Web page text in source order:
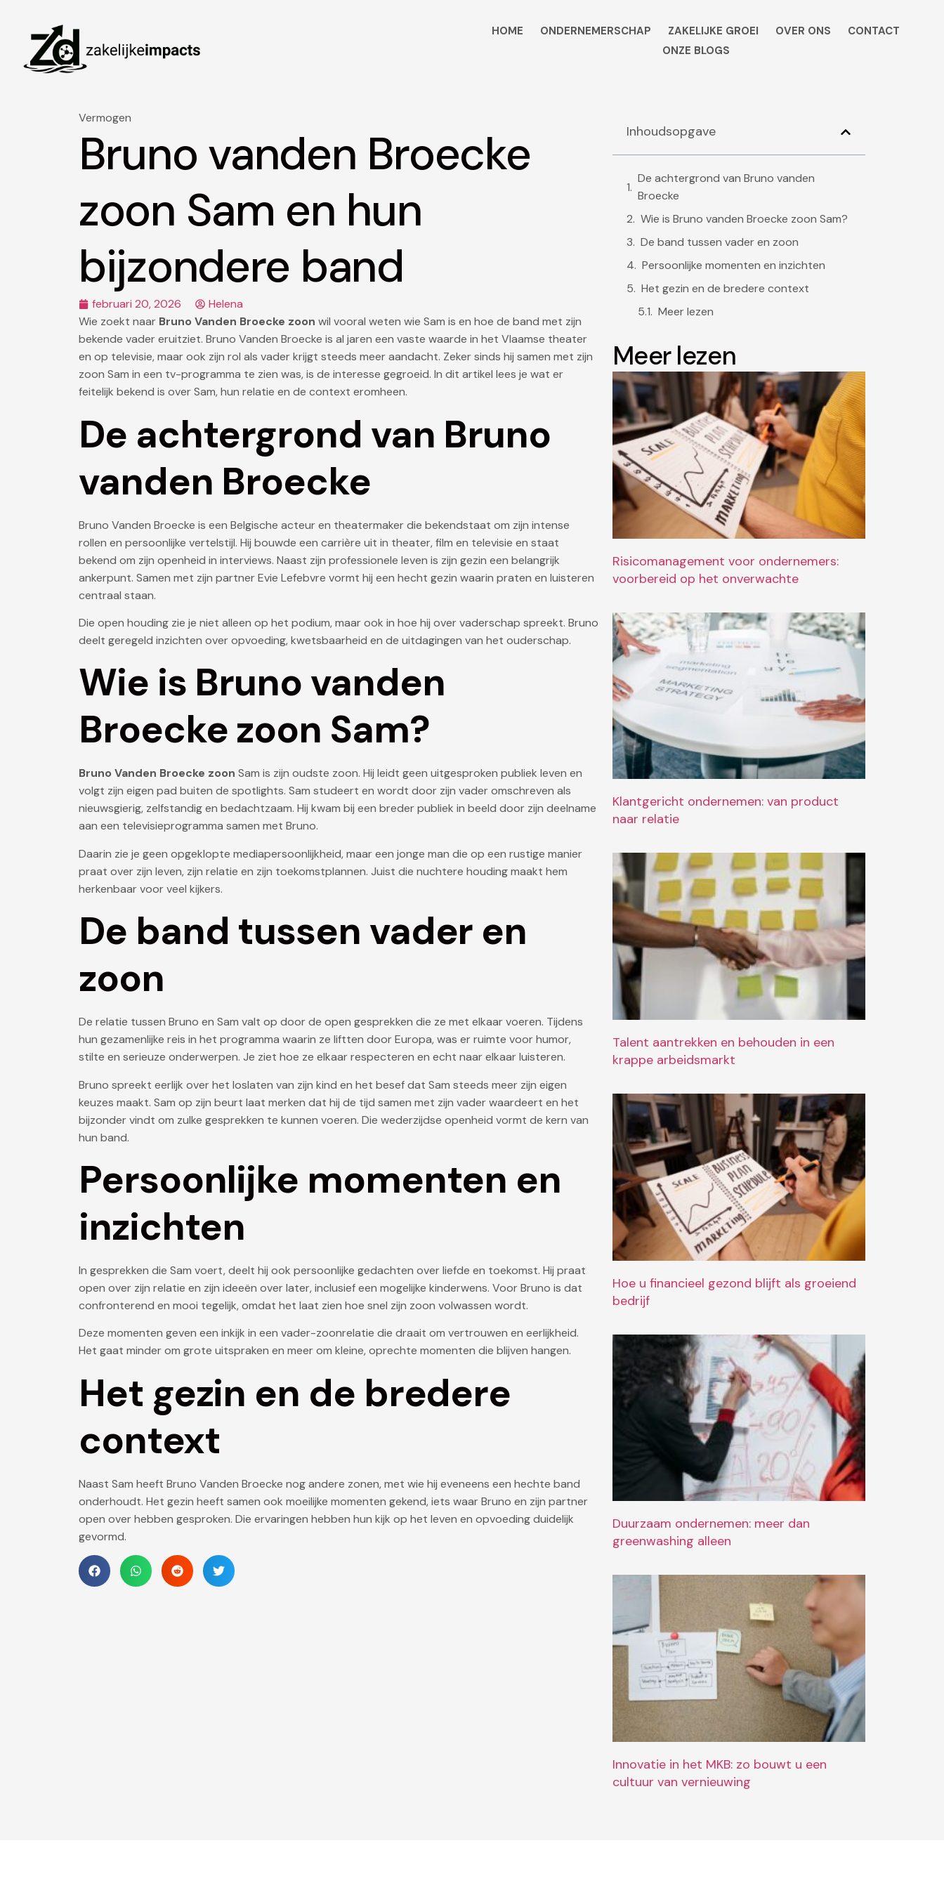
HOME ONDERNEMERSCHAP ZAKELIJKE GROEI OVER ONS
CONTACT
ONZE BLOGS
Vermogen
Bruno vanden Broecke
zoon Sam en hun
bijzondere band
februari 20, 2026
Helena
Wie zoekt naar Bruno Vanden Broecke zoon wil vooral weten wie Sam is en hoe de band met zijn
bekende vader eruitziet. Bruno Vanden Broecke is al jaren een vaste waarde in het Vlaamse theater
en op televisie, maar ook zijn rol als vader krijgt steeds meer aandacht. Zeker sinds hij samen met zijn
zoon Sam in een tv-programma te zien was, is de interesse gegroeid. In dit artikel lees je wat er
feitelijk bekend is over Sam, hun relatie en de context eromheen.
De achtergrond van Bruno
vanden Broecke
Bruno Vanden Broecke is een Belgische acteur en theatermaker die bekendstaat om zijn intense
rollen en persoonlijke vertelstijl. Hij bouwde een carrière uit in theater, film en televisie en staat
bekend om zijn openheid in interviews. Naast zijn professionele leven is zijn gezin een belangrijk
ankerpunt. Samen met zijn partner Evie Lefebvre vormt hij een hecht gezin waarin praten en luisteren
centraal staan.
Die open houding zie je niet alleen op het podium, maar ook in hoe hij over vaderschap spreekt. Bruno
deelt geregeld inzichten over opvoeding, kwetsbaarheid en de uitdagingen van het ouderschap.
Wie is Bruno vanden
Broecke zoon Sam?
Bruno Vanden Broecke zoon Sam is zijn oudste zoon. Hij leidt geen uitgesproken publiek leven en
volgt zijn eigen pad buiten de spotlights. Sam studeert en wordt door zijn vader omschreven als
nieuwsgierig, zelfstandig en bedachtzaam. Hij kwam bij een breder publiek in beeld door zijn deelname
aan een televisieprogramma samen met Bruno.
Daarin zie je geen opgeklopte mediapersoonlijkheid, maar een jonge man die op een rustige manier
praat over zijn leven, zijn relatie en zijn toekomstplannen. Juist die nuchtere houding maakt hem
herkenbaar voor veel kijkers.
De band tussen vader en
zoon
De relatie tussen Bruno en Sam valt op door de open gesprekken die ze met elkaar voeren. Tijdens
hun gezamenlijke reis in het programma waarin ze liftten door Europa, was er ruimte voor humor,
stilte en serieuze onderwerpen. Je ziet hoe ze elkaar respecteren en echt naar elkaar luisteren.
Bruno spreekt eerlijk over het loslaten van zijn kind en het besef dat Sam steeds meer zijn eigen
keuzes maakt. Sam op zijn beurt laat merken dat hij de tijd samen met zijn vader waardeert en het
bijzonder vindt om zulke gesprekken te kunnen voeren. Die wederzijdse openheid vormt de kern van
hun band.
Persoonlijke momenten en
inzichten
In gesprekken die Sam voert, deelt hij ook persoonlijke gedachten over liefde en toekomst. Hij praat
open over zijn relatie en zijn ideeën over later, inclusief een mogelijke kinderwens. Voor Bruno is dat
confronterend en mooi tegelijk, omdat het laat zien hoe snel zijn zoon volwassen wordt.
Deze momenten geven een inkijk in een vader-zoonrelatie die draait om vertrouwen en eerlijkheid.
Het gaat minder om grote uitspraken en meer om kleine, oprechte momenten die blijven hangen.
Het gezin en de bredere
context
Naast Sam heeft Bruno Vanden Broecke nog andere zonen, met wie hij eveneens een hechte band
onderhoudt. Het gezin heeft samen ook moeilijke momenten gekend, iets waar Bruno en zijn partner
open over hebben gesproken. Die ervaringen hebben hun kijk op het leven en opvoeding duidelijk
gevormd.
Inhoudsopgave
De achtergrond van Bruno vanden
Broecke
Wie is Bruno vanden Broecke zoon Sam?
De band tussen vader en zoon
Persoonlijke momenten en inzichten
Het gezin en de bredere context
Meer lezen
Meer lezen
Risicomanagement voor ondernemers:
voorbereid op het onverwachte
Klantgericht ondernemen: van product
naar relatie
Talent aantrekken en behouden in een
krappe arbeidsmarkt
Hoe u financieel gezond blijft als groeiend
bedrijf
Duurzaam ondernemen: meer dan
greenwashing alleen
Innovatie in het MKB: zo bouwt u een
cultuur van vernieuwing